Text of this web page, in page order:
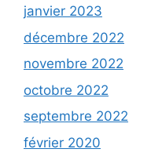
janvier 2023
décembre 2022
novembre 2022
octobre 2022
septembre 2022
février 2020